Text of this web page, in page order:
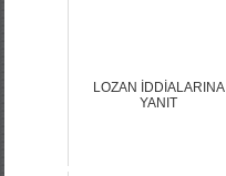
LOZAN İDDİALARINA
YANIT